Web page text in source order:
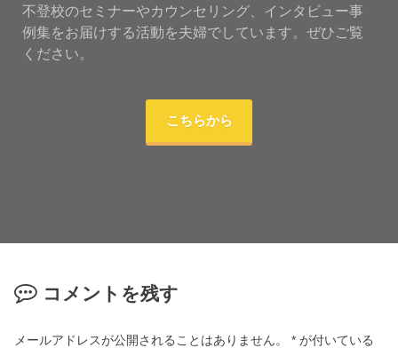
不登校のセミナーやカウンセリング、インタビュー事
例集をお届けする活動を夫婦でしています。ぜひご覧
ください。
こちらから
コメントを残す
メールアドレスが公開されることはありません。 * が付いている